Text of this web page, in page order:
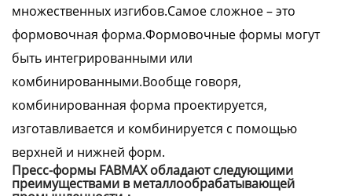
множественных изгибов.Самое сложное – это
формовочная форма.Формовочные формы могут
быть интегрированными или
комбинированными.Вообще говоря,
комбинированная форма проектируется,
изготавливается и комбинируется с помощью
верхней и нижней форм.
Пресс-формы FABMAX обладают следующими
преимуществами в металлообрабатывающей